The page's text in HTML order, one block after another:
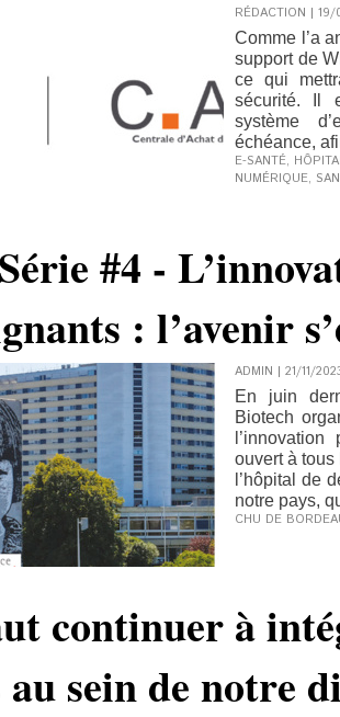
RÉDACTION |
Comme l’a
support de
ce qui
sécurité. Il
système
échéance,
E-SANTÉ,
NUMÉRIQUE,
#4 -
: l’avenir
ADMIN | 21/11/
En juin
Biotech
ouvert à
l’hôpital de
notre pays,
CHU DE
continuer à
sein de notre